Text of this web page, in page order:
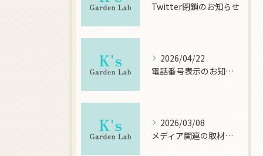
Twitter閉鎖のお知らせ
2026/04/22
電話番号表示のお知らせ
2026/03/08
メディア関連の取材について